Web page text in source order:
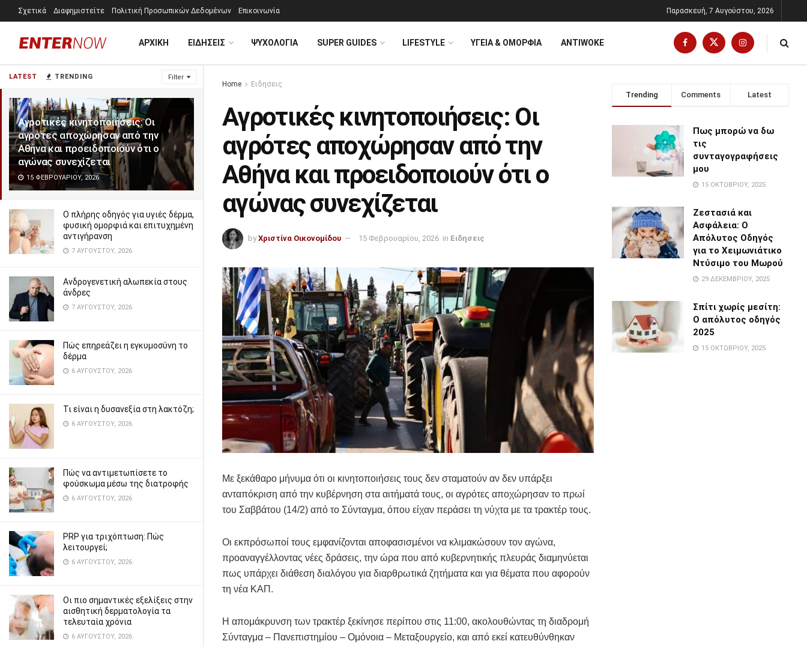
LATEST TRENDING Filter
Αγροτικές κινητοποιήσεις: Οι
αγρότες αποχώρησαν από την
Αθήνα και προειδοποιούν ότι ο
αγώνας συνεχίζεται
15 ΦΕΒΡΟΥΑΡΊΟΥ, 2026
Ο πλήρης οδηγός για υγιές δέρμα,
φυσική ομορφιά και επιτυχημένη
αντιγήρανση
7 ΑΥΓΟΎΣΤΟΥ, 2026
Ανδρογενετική αλωπεκία στους
άνδρες
7 ΑΥΓΟΎΣΤΟΥ, 2026
Πώς επηρεάζει η εγκυμοσύνη το
δέρμα
6 ΑΥΓΟΎΣΤΟΥ, 2026
Τι είναι η δυσανεξία στη λακτόζη;
6 ΑΥΓΟΎΣΤΟΥ, 2026
Πώς να αντιμετωπίσετε το
φούσκωμα μέσω της διατροφής
6 ΑΥΓΟΎΣΤΟΥ, 2026
PRP για τριχόπτωση: Πώς
λειτουργεί;
6 ΑΥΓΟΎΣΤΟΥ, 2026
Οι πιο σημαντικές εξελίξεις στην
αισθητική δερματολογία τα
τελευταία χρόνια
6 ΑΥΓΟΎΣΤΟΥ, 2026
Σχετικά Διαφημιστείτε Πολιτική Προσωπικών Δεδομένων Επικοινωνία Παρασκευή, 7 Αυγούστου, 2026
ΑΡΧΙΚΗ ΕΙΔΗΣΕΙΣ ΨΥΧΟΛΟΓΊΑ SUPER GUIDES LIFESTYLE ΥΓΕΙΑ & ΟΜΟΡΦΙΑ ANTIWOKE
Home Ειδησεις
Αγροτικές κινητοποιήσεις: Οι
αγρότες αποχώρησαν από την
Αθήνα και προειδοποιούν ότι ο
αγώνας συνεχίζεται
by Χριστίνα Οικονομίδου 15 Φεβρουαρίου, 2026 in Ειδησεις
Με ξεκάθαρο μήνυμα ότι οι κινητοποιήσεις τους δεν σταματούν αν δεν υπάρξει
ανταπόκριση από την κυβέρνηση στα αιτήματά τους, οι αγρότες αποχώρησαν το πρωί
του Σαββάτου (14/2) από το Σύνταγμα, όπου είχαν περάσει τη νύχτα με τα τρακτέρ τους.
Οι εκπρόσωποί τους εμφανίζονται αποφασισμένοι να κλιμακώσουν τον αγώνα,
προαναγγέλλοντας νέες δράσεις, την ώρα που από κυβερνητικής πλευράς διαμηνύεται
πως υπάρχει διάθεση διαλόγου για διαρθρωτικά ζητήματα και για θέματα που αφορούν
τη νέα ΚΑΠ.
Η απομάκρυνση των τρακτέρ ξεκίνησε περίπου στις 11:00, ακολουθώντας τη διαδρομή
Σύνταγμα – Πανεπιστημίου – Ομόνοια – Μεταξουργείο, και από εκεί κατευθύνθηκαν
Trending Comments Latest
Πως μπορώ να δω
τις
συνταγογραφήσεις
μου
15 ΟΚΤΩΒΡΊΟΥ, 2025
Ζεστασιά και
Ασφάλεια: Ο
Απόλυτος Οδηγός
για το Χειμωνιάτικο
Ντύσιμο του Μωρού
29 ΔΕΚΕΜΒΡΊΟΥ, 2025
Σπίτι χωρίς μεσίτη:
Ο απόλυτος οδηγός
2025
15 ΟΚΤΩΒΡΊΟΥ, 2025